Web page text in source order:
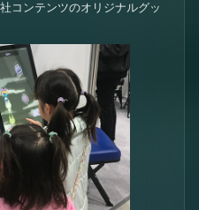
コンテンツのオリジナルグッ